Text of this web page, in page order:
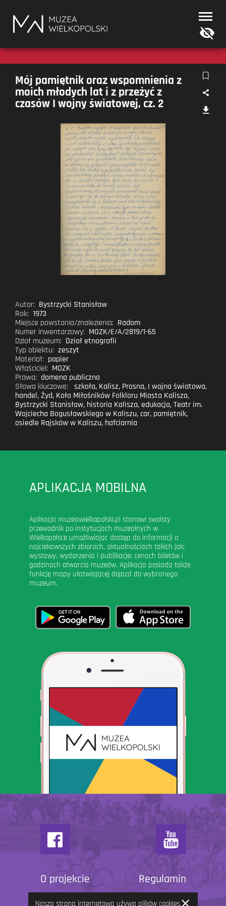
Muzea
Wielkopolski
Mój pamiętnik oraz wspomnienia z
moich młodych lat i z przeżyć z
czasów I wojny światowej, cz. 2
Autor: Bystrzycki Stanisław
Rok: 1973
Miejsce powstania/znalezienia: Radom
Numer inwentarzowy: MOZK/E/A/2819/1-65
Dział muzeum: Dział etnografii
Typ obiektu: zeszyt
Materiał: papier
Właściciel: MOZK
Prawa: domena publiczna
Słowa kluczowe:
szkoła, Kalisz, Prosna, I wojna światowa,
handel,Żyd, Koło Miłośników Folkloru Miasta Kalisza,
Bystrzycki Stanisław, historia Kalisza, edukacja,Teatr im.
Wojciecha Bogusławskiego w Kaliszu, car, pamiętnik,
osiedle Rajsków w Kaliszu, hafciarnia
APLIKACJA MOBILNA
Aplikacja muzeawielkopolski.pl stanowi swoisty
przewodnik po instytucjach muzealnych w
Wielkopolsce umożliwiając dostęp do informacji o
najciekawszych zbiorach, aktualnościach takich jak:
wystawy, wydarzenia i publikacje; cenach biletów i
godzinach otwarcia muzeów. Aplikacja posiada także
funkcję mapy ułatwiającej dojazd do wybranego
muzeum.
O projekcie Regulamin
Nasza strona internetowa używa plików cookies Zamknij